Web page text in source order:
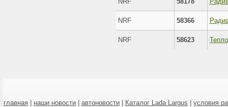
NRF 58366
NRF 58623
главная наши новости автоновости Каталог Lada Largus
условия